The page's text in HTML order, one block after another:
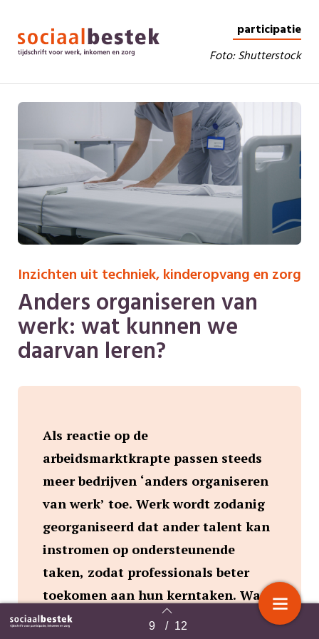
Terug naar overzicht 9 / 12
participatie
Foto:Shutterstock
Inzichten uit techniek, kinderopvang en zorg
Anders organiseren van
werk: wat kunnen we
daarvan leren?
Als reactie op de
arbeidsmarktkrapte passen steeds
meer bedrijven ‘anders organiseren
van werk’ toe. Werk wordt zodanig
georganiseerd dat ander talent kan
instromen op ondersteunende
taken, zodat professionals beter
toekomen aan hun kerntaken. Wat
betekent dit voor duurzaam behoud